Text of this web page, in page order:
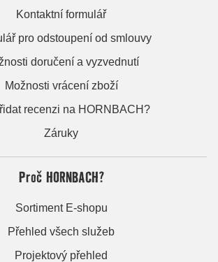
Kontaktní formulář
pro odstoupení od smlouvy
doručení a vyzvednutí
Možnosti vrácení zboží
recenzi na HORNBACH?
Záruky
Proč HORNBACH?
Sortiment E-shopu
Přehled všech služeb
Projektový přehled